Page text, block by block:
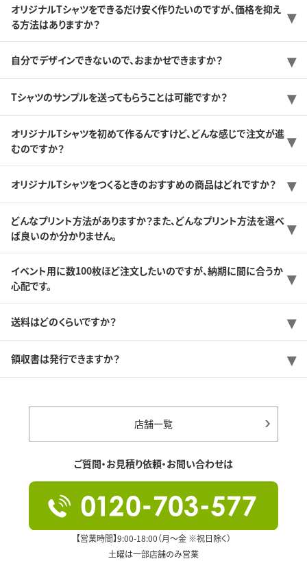
オリジナルTシャツをできるだけ安く作りたいのですが、価格を抑え
る方法はありますか？
自分でデザインできないので、おまかせできますか？
Tシャツのサンプルを送ってもらうことは可能ですか？
オリジナルTシャツを初めて作るんですけど、どんな感じで注文が進
むのですか？
オリジナルTシャツをつくるときのおすすめの商品はどれですか？
どんなプリント方法がありますか？また、どんなプリント方法を選べ
ば良いのか分かりません。
イベント用に数100枚ほど注文したいのですが、納期に間に合うか
心配です。
送料はどのくらいですか？
領収書は発行できますか？
店舗一覧
ご質問・お見積り依頼・お問い合わせは
【営業時間】9:00-18:00（月～金 ※祝日除く）
土曜は一部店舗のみ営業